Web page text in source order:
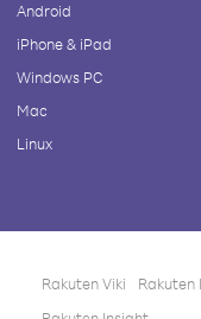
Android
iPhone & iPad
Windows PC
Mac
Linux
Rakuten Viki Rakuten